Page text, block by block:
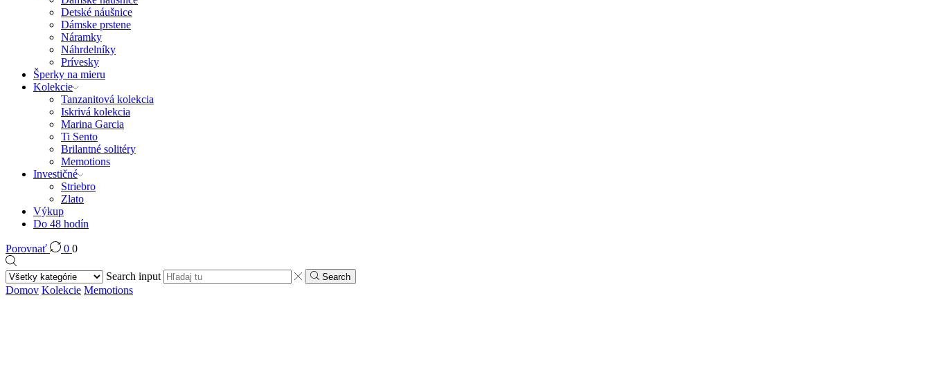
Detské náušnice
Dámske prstene
Náramky
Náhrdelníky
Prívesky
Šperky na mieru
Kolekcie
Tanzanitová kolekcia
Iskrivá kolekcia
Marina Garcia
Ti Sento
Brilantné solitéry
Memotions
Investičné
Striebro
Zlato
Výkup
Do 48 hodín
Porovnať 0 0
Search input Search
Domov Kolekcie Memotions